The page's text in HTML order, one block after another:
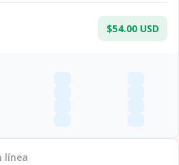
$54.00 USD
línea